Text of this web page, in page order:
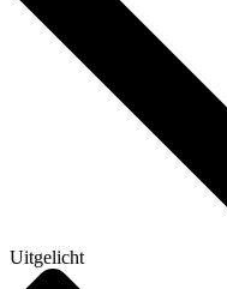
Uitgelicht